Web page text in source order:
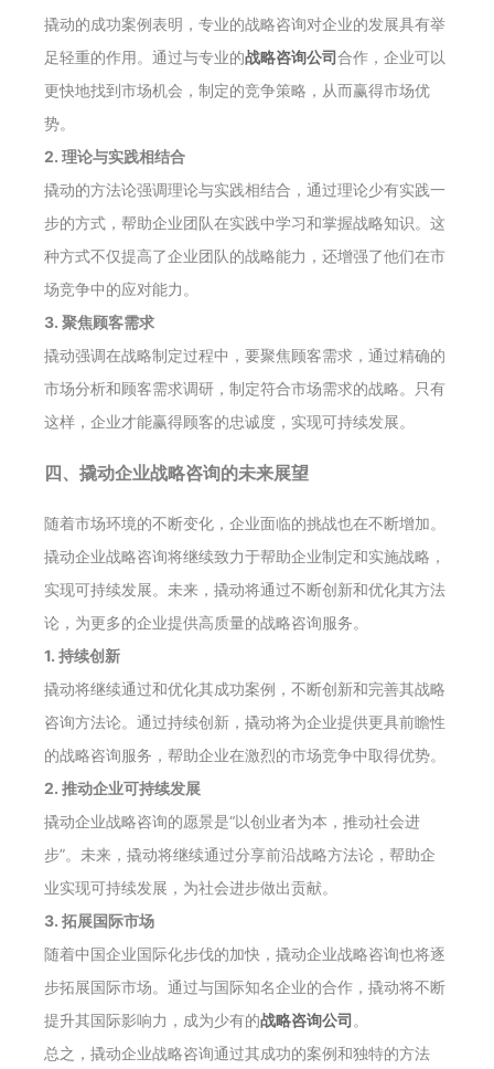
撬动的成功案例表明，专业的战略咨询对企业的发展具有举
足轻重的作用。通过与专业的战略咨询公司合作，企业可以
更快地找到市场机会，制定的竞争策略，从而赢得市场优
势。
2. 理论与实践相结合
撬动的方法论强调理论与实践相结合，通过理论少有实践一
步的方式，帮助企业团队在实践中学习和掌握战略知识。这
种方式不仅提高了企业团队的战略能力，还增强了他们在市
场竞争中的应对能力。
3. 聚焦顾客需求
撬动强调在战略制定过程中，要聚焦顾客需求，通过精确的
市场分析和顾客需求调研，制定符合市场需求的战略。只有
这样，企业才能赢得顾客的忠诚度，实现可持续发展。
四、撬动企业战略咨询的未来展望
随着市场环境的不断变化，企业面临的挑战也在不断增加。
撬动企业战略咨询将继续致力于帮助企业制定和实施战略，
实现可持续发展。未来，撬动将通过不断创新和优化其方法
论，为更多的企业提供高质量的战略咨询服务。
1. 持续创新
撬动将继续通过和优化其成功案例，不断创新和完善其战略
咨询方法论。通过持续创新，撬动将为企业提供更具前瞻性
的战略咨询服务，帮助企业在激烈的市场竞争中取得优势。
2. 推动企业可持续发展
撬动企业战略咨询的愿景是“以创业者为本，推动社会进
步”。未来，撬动将继续通过分享前沿战略方法论，帮助企
业实现可持续发展，为社会进步做出贡献。
3. 拓展国际市场
随着中国企业国际化步伐的加快，撬动企业战略咨询也将逐
步拓展国际市场。通过与国际知名企业的合作，撬动将不断
提升其国际影响力，成为少有的战略咨询公司 。
总之，撬动企业战略咨询通过其成功的案例和独特的方法